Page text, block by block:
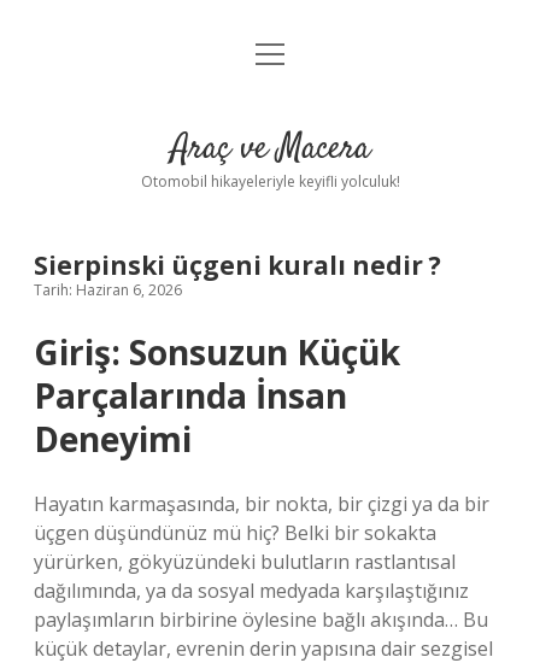
Anasayfa
Yasal Uyarı
menüyü
Araç ve Macera
Otomobil hikayeleriyle keyifli yolculuk!
Sierpinski üçgeni kuralı nedir ?
Tarih: Haziran 6, 2026
Giriş: Sonsuzun Küçük
Parçalarında İnsan
Deneyimi
Hayatın karmaşasında, bir nokta, bir çizgi ya da bir
üçgen düşündünüz mü hiç? Belki bir sokakta
yürürken, gökyüzündeki bulutların rastlantısal
dağılımında, ya da sosyal medyada karşılaştığınız
paylaşımların birbirine öylesine bağlı akışında… Bu
küçük detaylar, evrenin derin yapısına dair sezgisel